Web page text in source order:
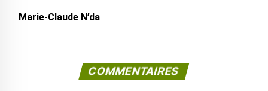
Marie-Claude N’da
COMMENTAIRES